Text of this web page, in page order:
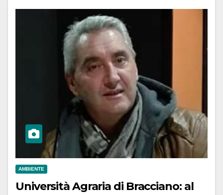
AMBIENTE
Università Agraria di Bracciano: al